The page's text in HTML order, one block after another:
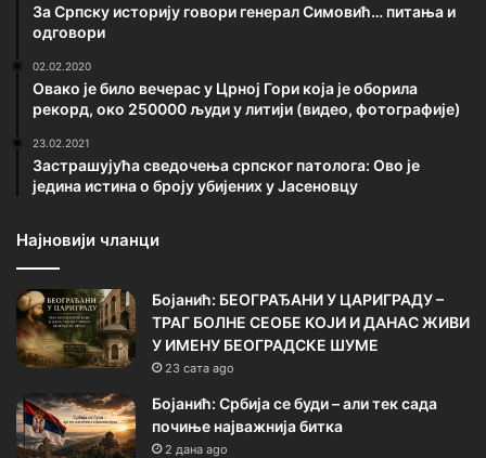
За Српску историју говори генерал Симовић… питања и
одговори
02.02.2020
Овако је било вечерас у Црној Гори која је оборила
рекорд, око 250000 људи у литији (видео, фотографије)
23.02.2021
Застрашујућа сведочења српског патолога: Ово је
једина истина о броју убијених у Јасеновцу
Најновији чланци
Бојанић: БЕОГРАЂАНИ У ЦАРИГРАДУ –
ТРАГ БОЛНЕ СЕОБЕ КОЈИ И ДАНАС ЖИВИ
У ИМЕНУ БЕОГРАДСКЕ ШУМЕ
23 сата ago
Бојанић: Србија се буди – али тек сада
почиње најважнија битка
2 дана ago